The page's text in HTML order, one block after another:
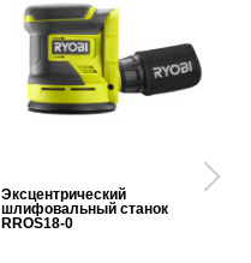
Эксцентрический
шлифовальный станок
RROS18-0